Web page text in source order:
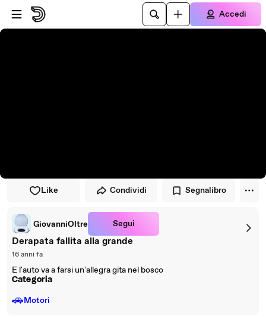
Vai al lettore
Passa al contenuto principale
Accedi
Like Condividi Segnalibro
GiovanniOltre Segui
Derapata fallita alla grande
16 anni fa
E l'auto va a farsi un'allegra gita nel bosco
Categoria
🚗Motori